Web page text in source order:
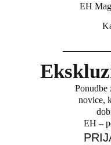
EH
Ponudbe
novice,
EH –